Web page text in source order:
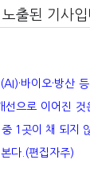
출된 기사입
바이오·방산
으로 이어진
1곳이 채 되지
다.(편집자주)